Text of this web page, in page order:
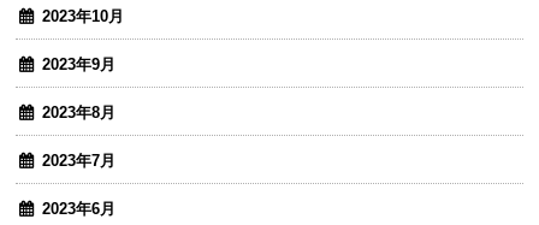
2023年10月
2023年9月
2023年8月
2023年7月
2023年6月